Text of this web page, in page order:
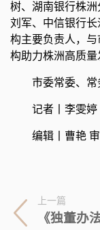
树、湖南银行株
刘军、中信银行
构主要负责人，
构助力株洲高质量
市委常委、常
记者丨李雯婷
编辑丨曹艳
上一篇